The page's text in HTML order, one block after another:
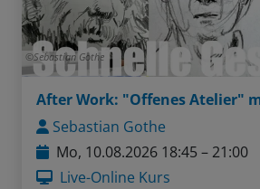
Sebastian Gothe
Sebastian Gothe
Mo, 10.08.2026 18:45 – 21:00
Live-Online Kurs